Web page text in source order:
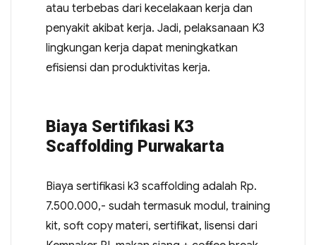
atau terbebas dari kecelakaan kerja dan
penyakit akibat kerja. Jadi, pelaksanaan K3
lingkungan kerja dapat meningkatkan
efisiensi dan produktivitas kerja.
Biaya Sertifikasi K3
Scaffolding Purwakarta
Biaya sertifikasi k3 scaffolding adalah Rp.
7.500.000,- sudah termasuk modul, training
kit, soft copy materi, sertifikat, lisensi dari